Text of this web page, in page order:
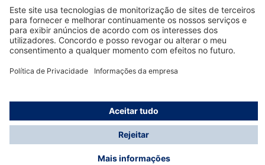
Utilização da loja
Informações
© Dräger Portugal, Lda, 2024
* Todos os preços excl. IVA mais
possíveis taxas de entrega, se não for indicado o